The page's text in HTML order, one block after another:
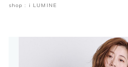
shop : i LUMINE